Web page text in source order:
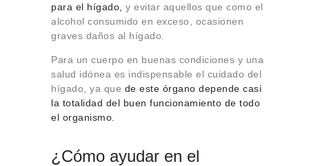
para el hígado, y evitar aquellos que como el
alcohol consumido en exceso, ocasionen
graves daños al hígado.
Para un cuerpo en buenas condiciones y una
salud idónea es indispensable el cuidado del
hígado, ya que de este órgano depende casi
la totalidad del buen funcionamiento de todo
el organismo.
¿Cómo ayudar en el